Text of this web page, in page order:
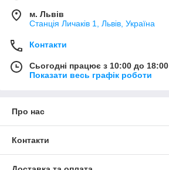
м. Львів
Станція Личаків 1, Львів, Україна
Контакти
Сьогодні працює з 10:00 до 18:00
Показати весь графік роботи
Про нас
Контакти